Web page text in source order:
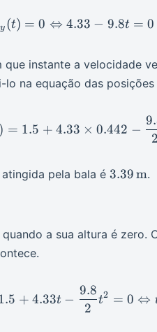
v_y(t)
y (t) = 0 ⇔ 4.33 − 9.8t = 0
que instante a velocidade
lo na equação das
) = 1.5 + 4.33 × 0.442 −
2
pela bala é 3.39
3.39m.
a sua altura é zero.
y(t)
+ 4.33t −
2
9.8
t2 = 0 ⇔